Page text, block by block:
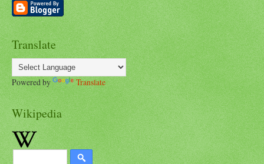
Translate
Powered by Translate
Wikipedia